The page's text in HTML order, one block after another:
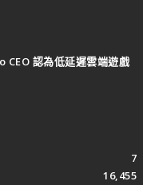
認為低延遲雲端遊戲
7
16,455